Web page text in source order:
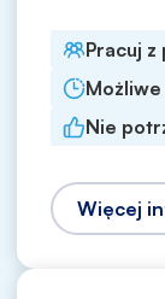
Pracuj z
Nie
Więcej